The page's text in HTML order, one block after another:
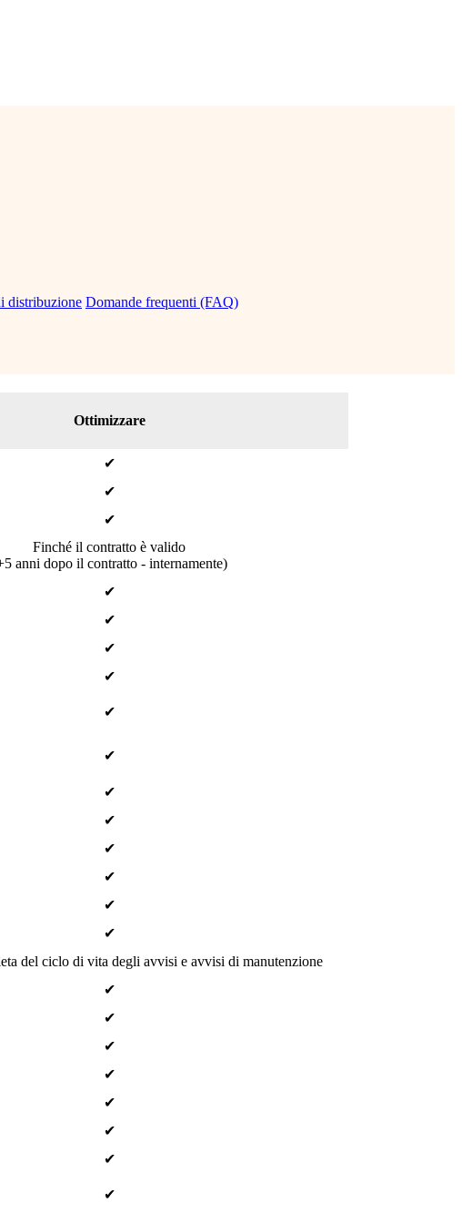
distribuzione Domande frequenti (FAQ)
Ottimizzare
✔
✔
✔
Finché il contratto è valido
anni dopo il contratto - internamente)
✔
✔
✔
✔
✔
✔
✔
✔
✔
✔
✔
✔
del ciclo di vita degli avvisi e avvisi di manutenzione
✔
✔
✔
✔
✔
✔
✔
✔